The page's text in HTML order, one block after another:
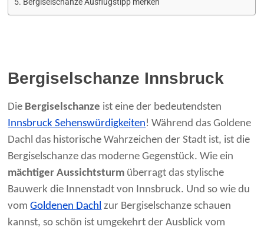
Bergiselschanze Innsbruck
Die Bergiselschanze ist eine der bedeutendsten
Innsbruck Sehenswürdigkeiten! Während das Goldene
Dachl das historische Wahrzeichen der Stadt ist, ist die
Bergiselschanze das moderne Gegenstück. Wie ein
mächtiger Aussichtsturm überragt das stylische
Bauwerk die Innenstadt von Innsbruck. Und so wie du
vomGoldenen Dachl zur Bergiselschanze schauen
kannst, so schön ist umgekehrt der Ausblick vom